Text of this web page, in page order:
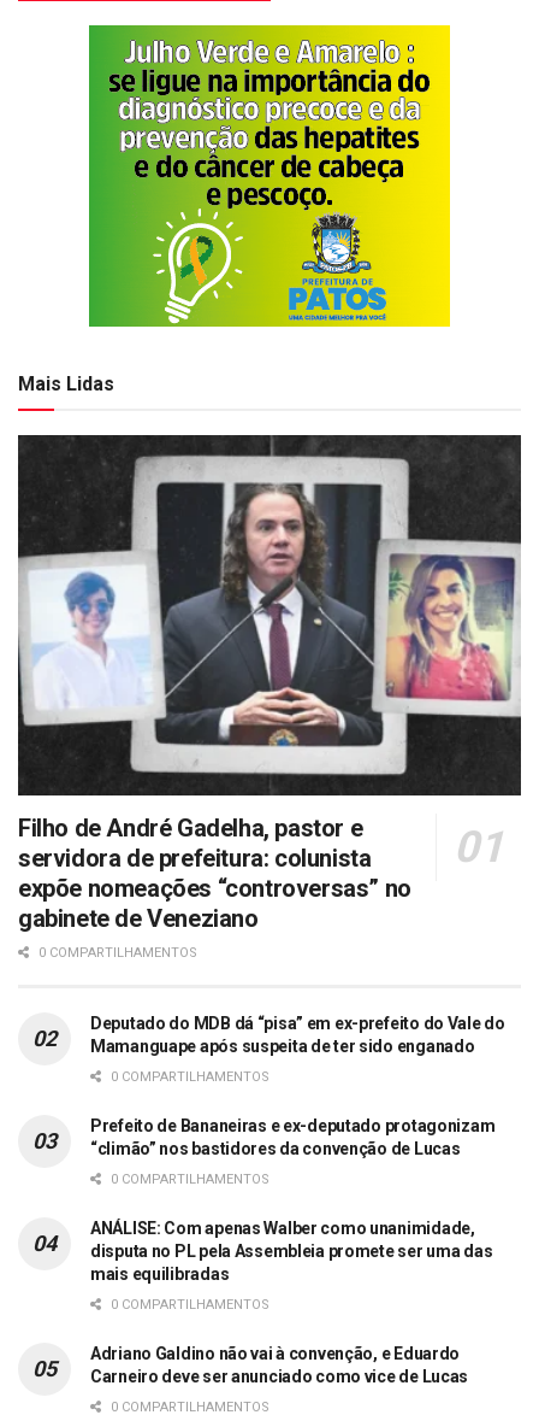
Mais Lidas
Filho de André Gadelha, pastor e
servidora de prefeitura: colunista
expõe nomeações “controversas” no
gabinete de Veneziano
0 COMPARTILHAMENTOS
Deputado do MDB dá “pisa” em ex-prefeito do Vale do
Mamanguape após suspeita de ter sido enganado
0 COMPARTILHAMENTOS
Prefeito de Bananeiras e ex-deputado protagonizam
“climão” nos bastidores da convenção de Lucas
0 COMPARTILHAMENTOS
ANÁLISE: Com apenas Walber como unanimidade,
disputa no PL pela Assembleia promete ser uma das
mais equilibradas
0 COMPARTILHAMENTOS
Adriano Galdino não vai à convenção, e Eduardo
Carneiro deve ser anunciado como vice de Lucas
0 COMPARTILHAMENTOS